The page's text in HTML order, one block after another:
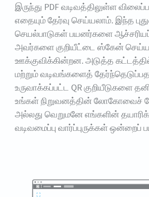
இருந்து PDF வடிவத்திலுள்ள
எதையும் தேர்வு செய்யலாம். இந்த
செயல்பாடுகள் பயனர்களை
அவர்களை குறியீட்டை ஸ்கேன் செய்ய
ஊக்குவிக்கின்றன. அடுத்த
மற்றும் வடிவங்களைத்
உருவாக்கப்பட்ட QR குறியீடுகளை
உங்கள் நிறுவனத்தின் லோகோவைச்
அல்லது வெறுமனே எங்களின்
வடிவமைப்பு வார்ப்புருக்கள் ஒன்றைப்